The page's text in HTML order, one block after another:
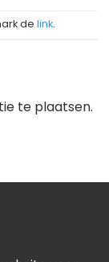
de link.
te plaatsen.